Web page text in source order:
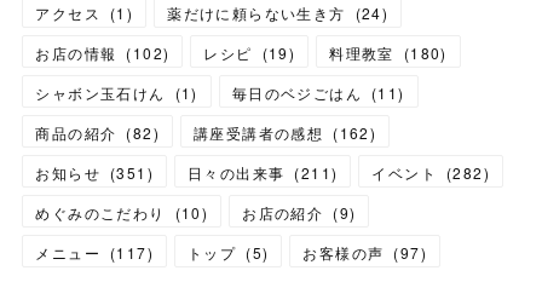
アクセス
(1 ) 薬だけに頼らない生き方 (24)
お店の情報
(102) レシピ (19) 料理教室 (180)
シャボン玉石けん
(1) 毎日のベジごはん (11)
商品の紹介 (82) 講座受講者の感想 (162)
お知らせ (351 ) 日々の出来事 (211) イベント (282)
めぐみのこだわり
(10) お店の紹介 (9)
メニュー
(117) トップ (5) お客様の声 (97)